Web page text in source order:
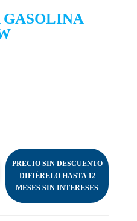
GASOLINA
PRECIO SIN DESCUENTO
DIFIÉRELO HASTA 12
MESES SIN INTERESES